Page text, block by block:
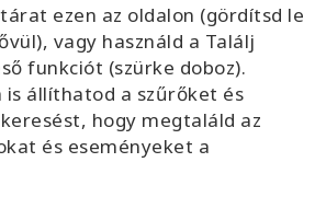
ezen az oldalon (gördítsd le
, vagy használd a Találj
funkciót (szürke doboz).
is állíthatod a szűrőket és
hogy megtaláld az
és eseményeket a